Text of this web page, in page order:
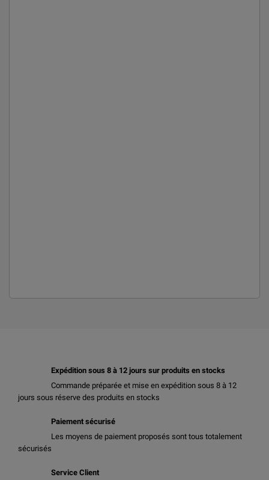
Expédition sous 8 à 12 jours sur produits en stocks
Commande préparée et mise en expédition sous 8 à 12
jours sous réserve des produits en stocks
Paiement sécurisé
Les moyens de paiement proposés sont tous totalement
sécurisés
Service Client